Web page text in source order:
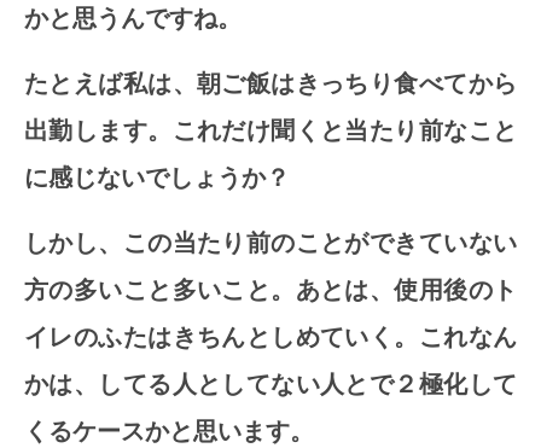
かと思うんですね。
たとえば私は、朝ご飯はきっちり食べてから
出勤します。これだけ聞くと当たり前なこと
に感じないでしょうか？
しかし、この当たり前のことができていない
方の多いこと多いこと。あとは、使用後のト
イレのふたはきちんとしめていく。これなん
かは、してる人としてない人とで２極化して
くるケースかと思います。